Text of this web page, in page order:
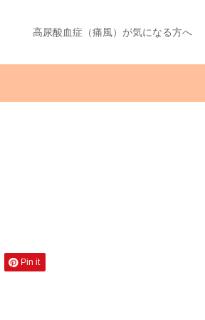
高尿酸血症（痛風）が気になる方へ
Pin it